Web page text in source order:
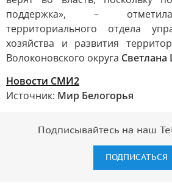
поддержка», –
территориального отдела
хозяйства и развития
Волоконовского округа Светлана
Новости СМИ2
Источник: Мир Белогорья
Подписывайтесь на наш
ПОДПИСАТЬСЯ